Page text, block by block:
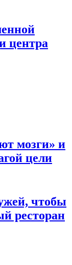
центра
мозги» и
цели
чтобы
ресторан